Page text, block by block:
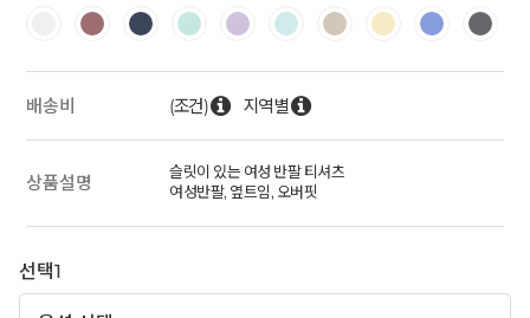
배송비 (조건) 지역별
상품설명
슬릿이 있는 여성 반팔 티셔츠
여성반팔, 옆트임, 오버핏
선택1